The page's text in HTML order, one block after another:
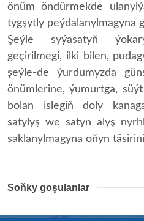
önüm öndürmekde
tygşytly peýdalanylmagyna
Şeýle syýasatyň
geçirilmegi, ilki bilen,
şeýle-de ýurdumyzda
önümlerine, ýumurtga,
bolan islegiň doly
satylyş we satyn alyş
saklanylmagyna oňyn
Soňky goşulanlar